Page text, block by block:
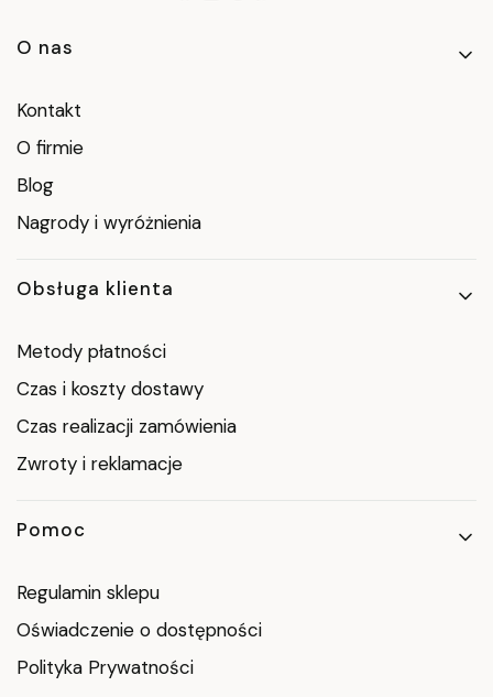
Linki w stopce
O nas
Kontakt
O firmie
Blog
Nagrody i wyróżnienia
Obsługa klienta
Metody płatności
Czas i koszty dostawy
Czas realizacji zamówienia
Zwroty i reklamacje
Pomoc
Regulamin sklepu
Oświadczenie o dostępności
Polityka Prywatności